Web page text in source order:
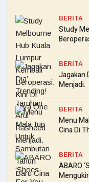
BERITA
Study
BERITA
Jagakan
Menjadi.
BERITA
Menu
Cina Di
BERITA
ABARO